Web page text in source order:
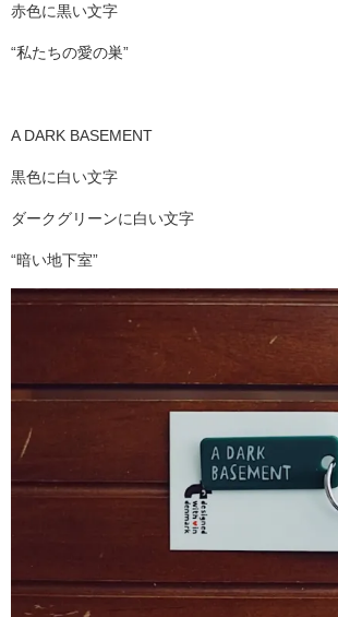
赤色に黒い文字
“私たちの愛の巣”
A DARK BASEMENT
黒色に白い文字
ダークグリーンに白い文字
“暗い地下室”